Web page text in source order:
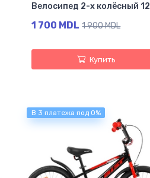
Велосипед 2-х колёсный 12
1 700 MDL 1 900 MDL
Купить
В 3 платежа под 0%